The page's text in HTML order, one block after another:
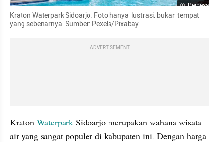
Perbesar
Kraton Waterpark Sidoarjo. Foto hanya ilustrasi, bukan tempat
yang sebenarnya. Sumber: Pexels/Pixabay
ADVERTISEMENT
Kraton Waterpark Sidoarjo merupakan wahana wisata
air yang sangat populer di kabupaten ini. Dengan harga